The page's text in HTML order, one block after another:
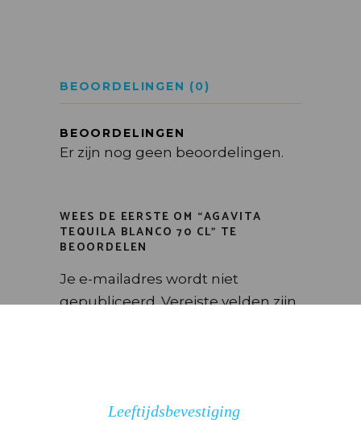
Leeftijdsbevestiging
BEOORDELINGEN (0)
BEOORDELINGEN
Er zijn nog geen beoordelingen.
WEES DE EERSTE OM “AGAVITA
TEQUILA BLANCO 70 CL” TE
BEOORDELEN
Je e-mailadres wordt niet
gepubliceerd. Vereiste velden zijn